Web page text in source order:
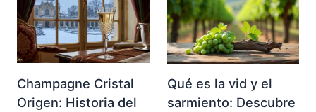
Champagne Cristal
Origen: Historia del
Qué es la vid y el
sarmiento: Descubre